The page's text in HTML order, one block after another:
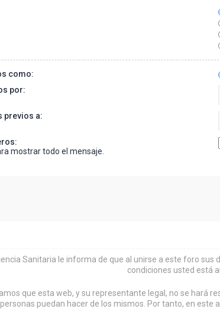
como:
por:
previos a:
mostrar todo el mensaje.
Sanitaria le informa de que al unirse a este foro
condiciones usted está
que esta web, y su representante legal, no se hará
personas puedan hacer de los mismos. Por tanto, en